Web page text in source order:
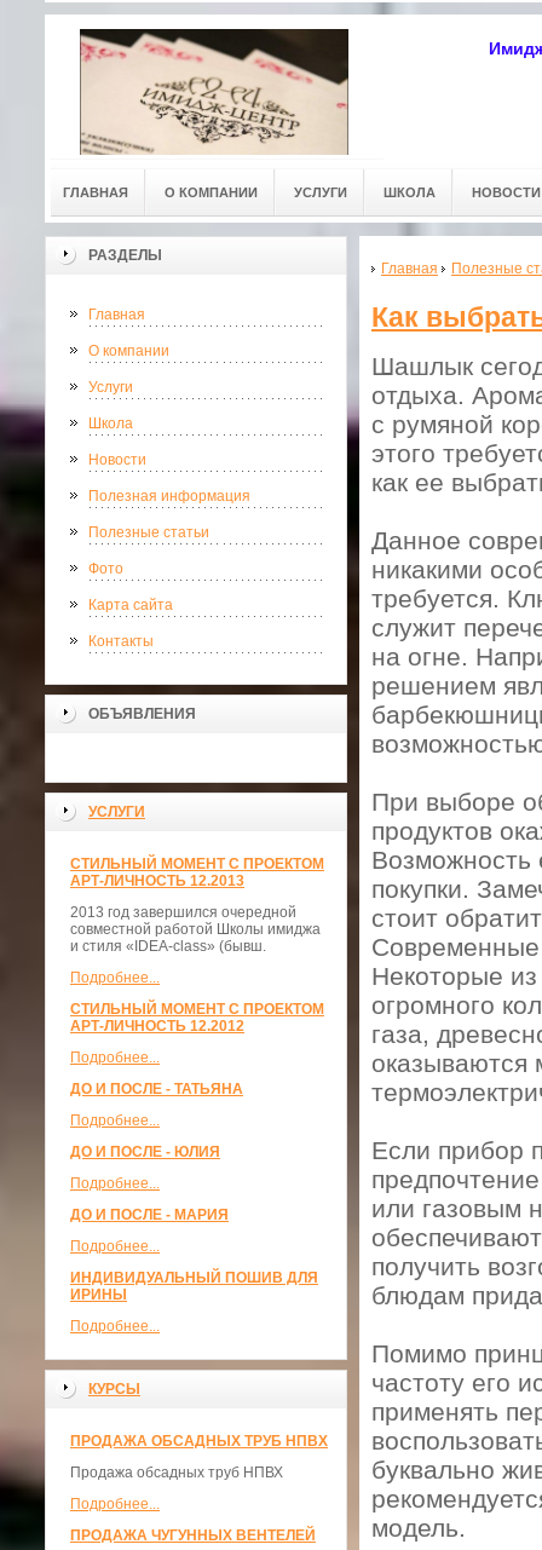
ГЛАВНАЯ О КОМПАНИИ УСЛУГИ ШКОЛА НОВОСТИ
РАЗДЕЛЫ
Главная
О компании
Услуги
Школа
Новости
Полезная информация
Полезные статьи
Фото
Карта сайта
Контакты
ОБЪЯВЛЕНИЯ
УСЛУГИ
СТИЛЬНЫЙ МОМЕНТ С ПРОЕКТОМ
АРТ-ЛИЧНОСТЬ 12.2013
2013 год завершился очередной
совместной работой Школы имиджа
и стиля «IDEA-class» (бывш.
Подробнее...
СТИЛЬНЫЙ МОМЕНТ С ПРОЕКТОМ
АРТ-ЛИЧНОСТЬ 12.2012
Подробнее...
ДО И ПОСЛЕ - ТАТЬЯНА
Подробнее...
ДО И ПОСЛЕ - ЮЛИЯ
Подробнее...
ДО И ПОСЛЕ - МАРИЯ
Подробнее...
ИНДИВИДУАЛЬНЫЙ ПОШИВ ДЛЯ
ИРИНЫ
Подробнее...
КУРСЫ
ПРОДАЖА ОБСАДНЫХ ТРУБ НПВХ
Продажа обсадных труб НПВХ
Подробнее...
ПРОДАЖА ЧУГУННЫХ ВЕНТЕЛЕЙ
Главная Полезные
Как
Шашлык
отдыха.
с румяной
этого
как ее
Данное
никакими
требуется.
служит
на огне.
решением
При выборе
продуктов
Возможность
покупки.
стоит
Некоторые
огромного
газа,
оказываются
Если прибор
или газовым
получить
блюдам
Помимо
частоту его
применять
буквально
модель.